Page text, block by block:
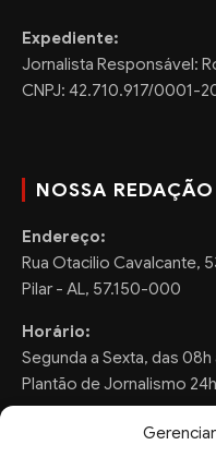
Expediente:
Jornalista Responsável:
CNPJ: 42.710.917/0001-
NOSSA REDAÇÃO
Endereço:
Rua Otacilio Cavalcante,
Pilar - AL, 57.150-000
Horário:
Segunda a Sexta, das 08h
Plantão de Jornalismo